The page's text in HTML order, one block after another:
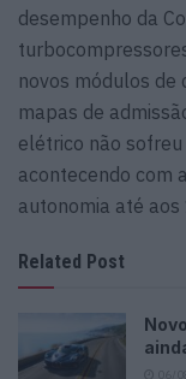
desempenho da
novos módulos
mapas de
elétrico não sofreu
acontecendo com
autonomia até
Related Post